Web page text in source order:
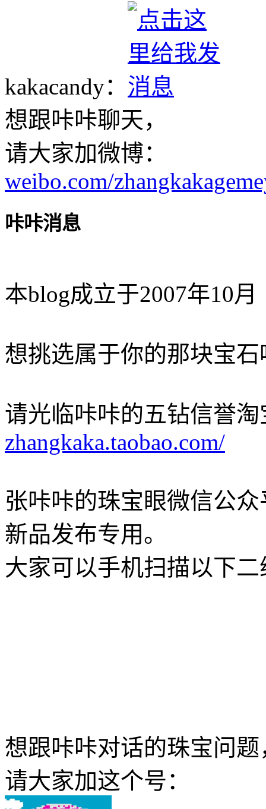
kakacandy：
想跟咔咔聊天，
请大家加微博：
weibo.com/
咔咔消息
本blog成立于2007年10月
想挑选属于你的那块宝石
请光临咔咔的五钻信誉淘
zhangkaka.taobao.com/
张咔咔的珠宝眼微信公
新品发布专用。
大家可以手机扫描以下
想跟咔咔对话的珠宝问题
请大家加这个号：